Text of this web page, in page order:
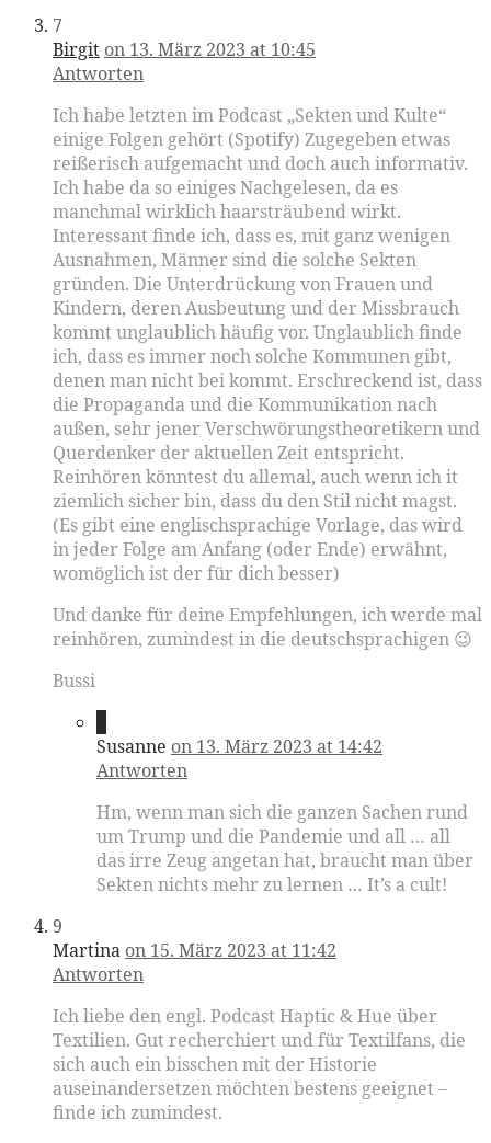
7
Birgit on 13. März 2023 at 10:45
Antworten
Ich habe letzten im Podcast „Sekten und Kulte“
einige Folgen gehört (Spotify) Zugegeben etwas
reißerisch aufgemacht und doch auch informativ.
Ich habe da so einiges Nachgelesen, da es
manchmal wirklich haarsträubend wirkt.
Interessant finde ich, dass es, mit ganz wenigen
Ausnahmen, Männer sind die solche Sekten
gründen. Die Unterdrückung von Frauen und
Kindern, deren Ausbeutung und der Missbrauch
kommt unglaublich häufig vor. Unglaublich finde
ich, dass es immer noch solche Kommunen gibt,
denen man nicht bei kommt. Erschreckend ist, dass
die Propaganda und die Kommunikation nach
außen, sehr jener Verschwörungstheoretikern und
Querdenker der aktuellen Zeit entspricht.
Reinhören könntest du allemal, auch wenn ich it
ziemlich sicher bin, dass du den Stil nicht magst.
(Es gibt eine englischsprachige Vorlage, das wird
in jeder Folge am Anfang (oder Ende) erwähnt,
womöglich ist der für dich besser)
Und danke für deine Empfehlungen, ich werde mal
reinhören, zumindest in die deutschsprachigen 😉
Bussi
Susanne on 13. März 2023 at 14:42
Antworten
Hm, wenn man sich die ganzen Sachen rund
um Trump und die Pandemie und all … all
das irre Zeug angetan hat, braucht man über
Sekten nichts mehr zu lernen … It’s a cult!
9
Martina on 15. März 2023 at 11:42
Antworten
Ich liebe den engl. Podcast Haptic & Hue über
Textilien. Gut recherchiert und für Textilfans, die
sich auch ein bisschen mit der Historie
auseinandersetzen möchten bestens geeignet –
finde ich zumindest.